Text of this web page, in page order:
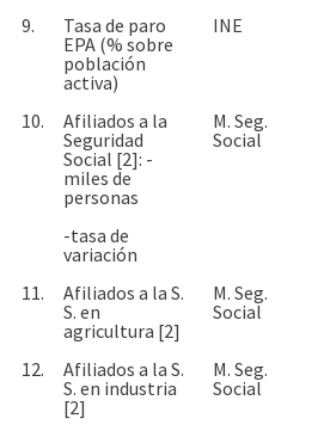
9.
Tasa de paro
EPA (% sobre
población
activa)
INE
10.
Afiliados a la
Seguridad
Social [2]: -
miles de
personas
M. Seg.
Social
-tasa de
variación
11.
Afiliados a la S.
S. en
agricultura [2]
M. Seg.
Social
12.
Afiliados a la S.
S. en industria
[2]
M. Seg.
Social